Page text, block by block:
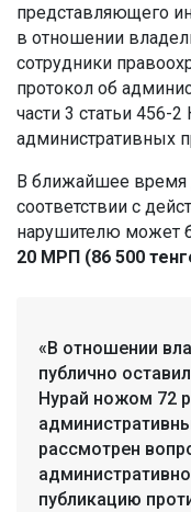
представляющего
в отношении
сотрудники
протокол об
части 3 статьи 456-
административных
В ближайшее время
соответствии с
нарушителю может
20 МРП (86 500
«В отношении
публично
Нурай ножом 72
рассмотрен
публикацию